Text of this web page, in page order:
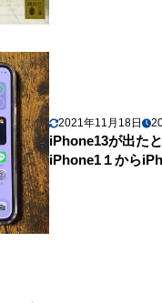
2021年11月18日
iPhone13が出た
iPhone1１から